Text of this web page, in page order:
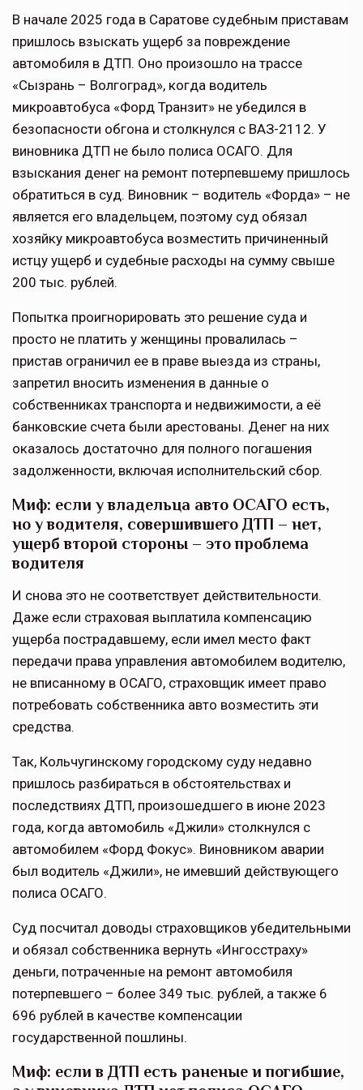
В начале 2025 года в Саратове судебным приставам
пришлось взыскать ущерб за повреждение
автомобиля в ДТП. Оно произошло на трассе
«Сызрань – Волгоград», когда водитель
микроавтобуса «Форд Транзит» не убедился в
безопасности обгона и столкнулся с ВАЗ-2112. У
виновника ДТП не было полиса ОСАГО. Для
взыскания денег на ремонт потерпевшему пришлось
обратиться в суд. Виновник – водитель «Форда» – не
является его владельцем, поэтому суд обязал
хозяйку микроавтобуса возместить причиненный
истцу ущерб и судебные расходы на сумму свыше
200 тыс. рублей.
Попытка проигнорировать это решение суда и
просто не платить у женщины провалилась –
пристав ограничил ее в праве выезда из страны,
запретил вносить изменения в данные о
собственниках транспорта и недвижимости, а её
банковские счета были арестованы. Денег на них
оказалось достаточно для полного погашения
задолженности, включая исполнительский сбор.
Миф: если у владельца авто ОСАГО есть,
но у водителя, совершившего ДТП – нет,
ущерб второй стороны – это проблема
водителя
И снова это не соответствует действительности.
Даже если страховая выплатила компенсацию
ущерба пострадавшему, если имел место факт
передачи права управления автомобилем водителю,
не вписанному в ОСАГО, страховщик имеет право
потребовать собственника авто возместить эти
средства.
Так, Кольчугинскому городскому суду недавно
пришлось разбираться в обстоятельствах и
последствиях ДТП, произошедшего в июне 2023
года, когда автомобиль «Джили» столкнулся с
автомобилем «Форд Фокус». Виновником аварии
был водитель «Джили», не имевший действующего
полиса ОСАГО.
Суд посчитал доводы страховщиков убедительными
и обязал собственника вернуть «Ингосстраху»
деньги, потраченные на ремонт автомобиля
потерпевшего – более 349 тыс. рублей, а также 6
696 рублей в качестве компенсации
государственной пошлины.
Миф: если в ДТП есть раненые и погибшие,